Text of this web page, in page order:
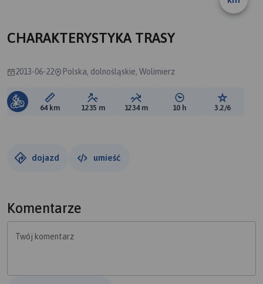
CHARAKTERYSTYKA TRASY
2013-06-22 Polska, dolnośląskie, Wolimierz
Długość trasy:
64 km Suma przewyższeń:
1235 m Suma spadków:
1234 m Średni czas potrzebny
10 h Ocena
3.2/6
dojazd umieść
Komentarze
Twój komentarz